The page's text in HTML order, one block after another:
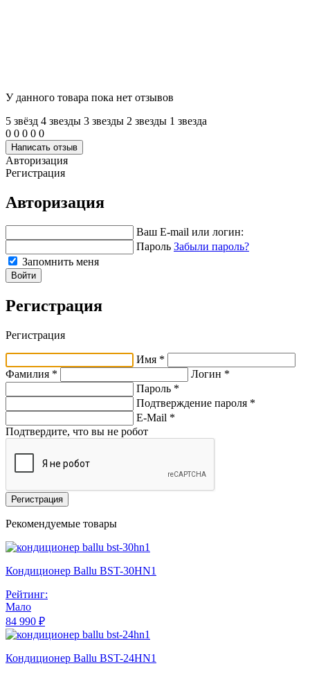
У данного товара пока нет отзывов
5 звёзд 4 звeзды 3 звeзды 2 звeзды 1 звeзда
0 0 0 0 0
Написать отзыв
Авторизация
Регистрация
Авторизация
Ваш E-mail или логин:
Пароль Забыли пароль?
Запомнить меня
Войти
Регистрация
Регистрация
Имя *
Фамилия *
Логин *
Пароль *
Подтверждение пароля *
E-Mail *
Подтвердите, что вы не робот
Регистрация
Рекомендуемые товары
Кондиционер Ballu BST-30HN1
Рейтинг:
Мало
84 990 ₽
Кондиционер Ballu BST-24HN1